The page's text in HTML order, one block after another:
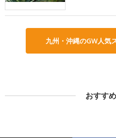
九州・沖縄のGW人気
おすす